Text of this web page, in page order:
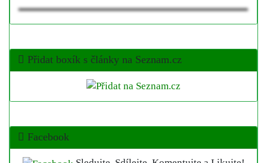
Přidat boxík s články na Seznam.cz
Facebook